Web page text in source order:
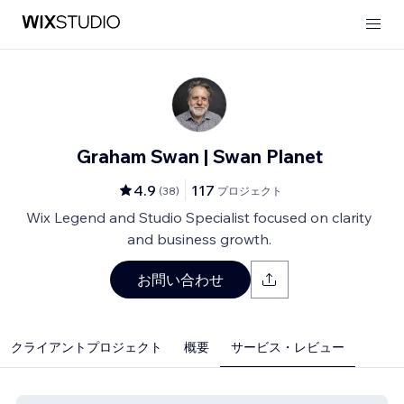
Graham Swan | Swan Planet
4.9 (38) 117 プロジェクト
Wix Legend and Studio Specialist focused on clarity
and business growth.
お問い合わせ
クライアントプロジェクト 概要 サービス・レビュー